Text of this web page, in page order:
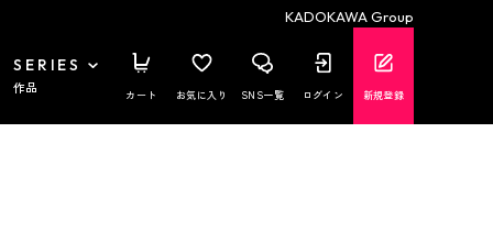
KADOKAWA Group
SERIES
作品 カート お気に入り SNS一覧 ログイン 新規登録